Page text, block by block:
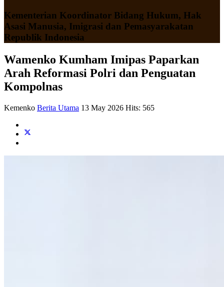
Kementerian Koordinator Bidang Hukum, Hak
Asasi Manusia, Imigrasi dan Pemasyarakatan
Republik Indonesia
Wamenko Kumham Imipas Paparkan
Arah Reformasi Polri dan Penguatan
Kompolnas
Kemenko Berita Utama 13 May 2026 Hits: 565